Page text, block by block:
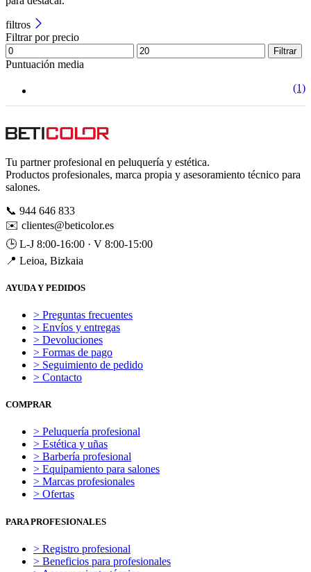
filtros
Filtrar por precio
Filtrar
Puntuación media
(1)
Tu partner profesional en peluquería y estética.
Productos profesionales, marca propia y asesoramiento técnico para
salones.
📞 944 646 833
✉️ clientes@beticolor.es
🕒 L-J 8:00-16:00 · V 8:00-15:00
📍 Leioa, Bizkaia
AYUDA Y PEDIDOS
> Preguntas frecuentes
> Envíos y entregas
> Devoluciones
> Formas de pago
> Seguimiento de pedido
> Contacto
COMPRAR
> Peluquería profesional
> Estética y uñas
> Barbería profesional
> Equipamiento para salones
> Marcas profesionales
> Ofertas
PARA PROFESIONALES
> Registro profesional
> Beneficios para profesionales